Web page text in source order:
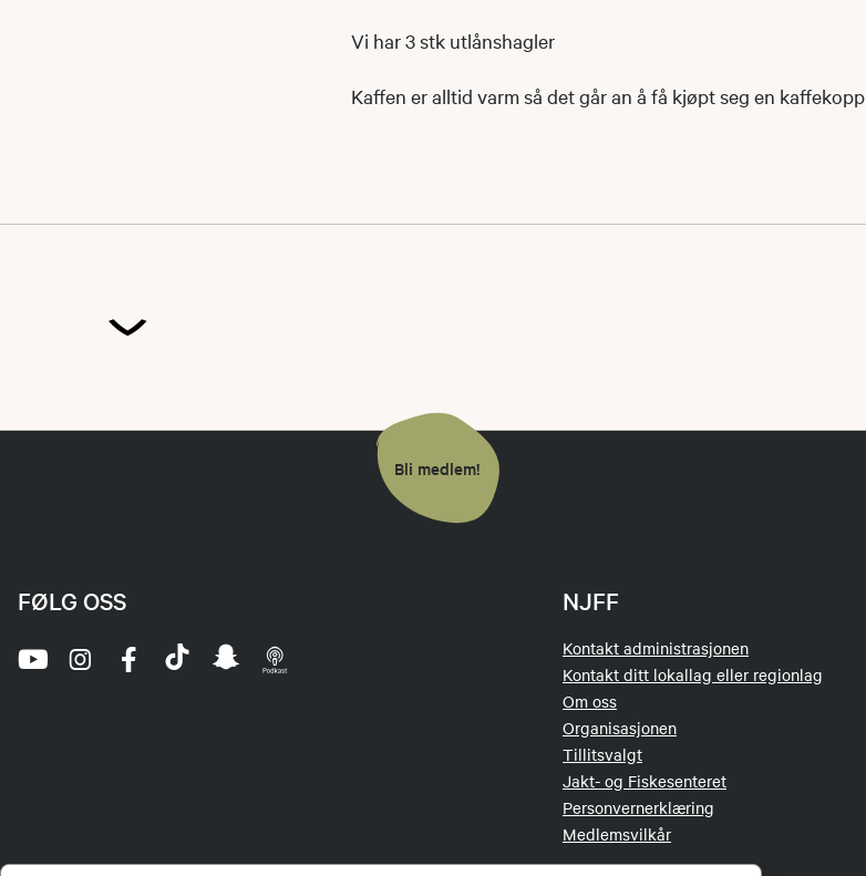
Vi har 3 stk utlånshagler
Kaffen er alltid varm så det går an å få kjøpt seg en kaffekopp
Bli medlem!
NJFF
Kontakt administrasjonen
Kontakt ditt lokallag eller regionlag
Om oss
Organisasjonen
Tillitsvalgt
Jakt- og Fiskesenteret
Personvernerklæring
Medlemsvilkår
FØLG OSS